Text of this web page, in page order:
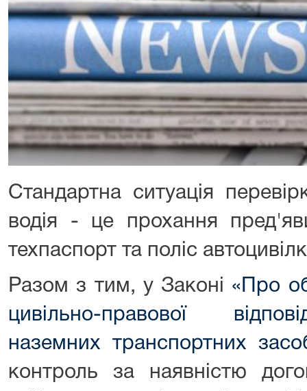
Стандартна ситуація
водія - це прохання
техпаспорт та поліс
Разом з тим, у Законі «Про
цивільно-правової
наземних транспортних
контроль за наявністю